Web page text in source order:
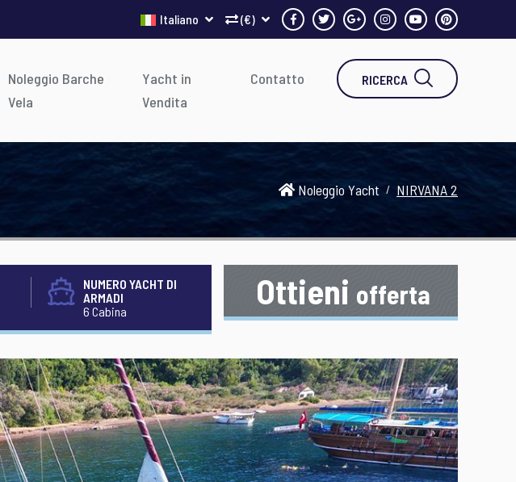
(€)
Italiano
Noleggio Barche
Vela
Yacht in
Vendita
Contatto RICERCA
Noleggio Yacht NIRVANA 2
NUMERO YACHT DI
ARMADI
6 Cabina
Ottieni offerta